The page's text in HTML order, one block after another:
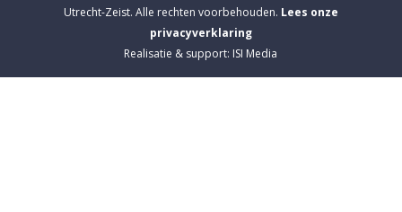
Utrecht-Zeist. Alle rechten voorbehouden. Lees onze
privacyverklaring
Realisatie & support: ISI Media